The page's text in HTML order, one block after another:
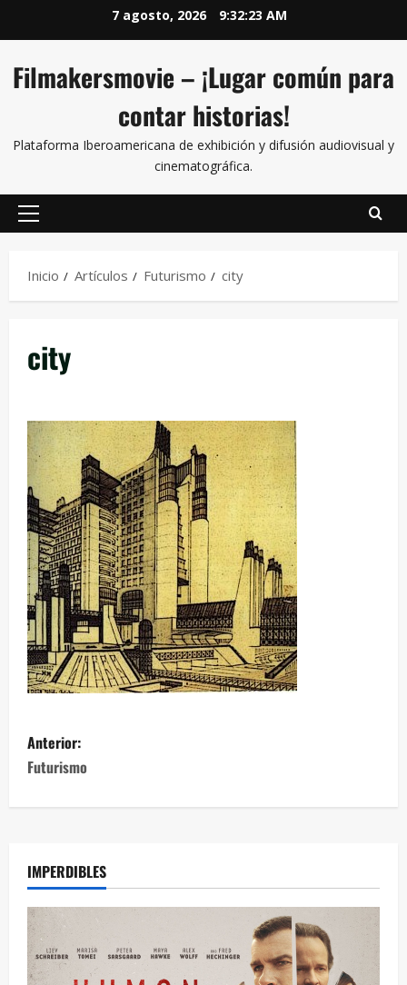
7 agosto, 2026 9:32:23 AM
Filmakersmovie – ¡Lugar común para
contar historias!
Plataforma Iberoamericana de exhibición y difusión audiovisual y
cinematográfica.
Inicio Artículos Futurismo city
city
Anterior:
Futurismo
IMPERDIBLES